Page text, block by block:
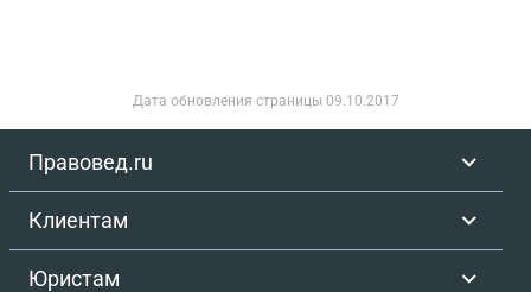
Дата обновления страницы 09.10.2017
Правовед.ru
Клиентам
Юристам